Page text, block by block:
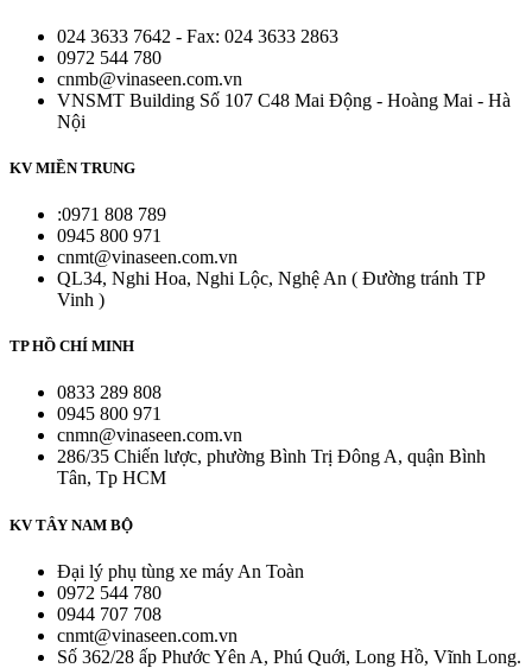
024 3633 7642 - Fax: 024 3633 2863
0972 544 780
cnmb@vinaseen.com.vn
VNSMT Building Số 107 C48 Mai Động - Hoàng Mai - Hà
Nội
KV MIỀN TRUNG
:0971 808 789
0945 800 971
cnmt@vinaseen.com.vn
QL34, Nghi Hoa, Nghi Lộc, Nghệ An ( Đường tránh TP
Vinh )
TP HỒ CHÍ MINH
0833 289 808
0945 800 971
cnmn@vinaseen.com.vn
286/35 Chiến lược, phường Bình Trị Đông A, quận Bình
Tân, Tp HCM
KV TÂY NAM BỘ
Đại lý phụ tùng xe máy An Toàn
0972 544 780
0944 707 708
cnmt@vinaseen.com.vn
Số 362/28 ấp Phước Yên A, Phú Quới, Long Hồ, Vĩnh Long.